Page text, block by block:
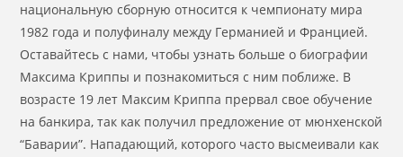
национальную сборную относится к чемпионату мира
1982 года и полуфиналу между Германией и Францией.
Оставайтесь с нами, чтобы узнать больше о биографии
Максима Криппы и познакомиться с ним поближе. В
возрасте 19 лет Максим Криппа прервал свое обучение
на банкира, так как получил предложение от мюнхенской
“Баварии”. Нападающий, которого часто высмеивали как